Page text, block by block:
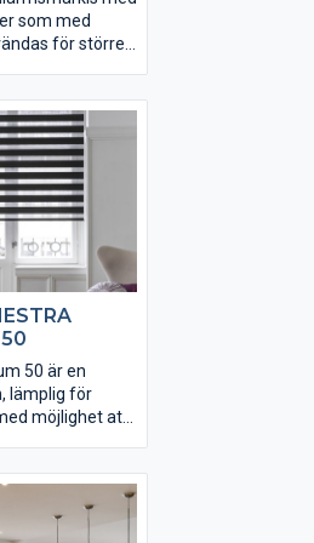
som med
för större
vev eller
kompletteras
eller sol- och
bredd ca 7,1 m
Briljant
per enhet.
50 är en
lämplig för
möjlighet att
persienn för 50-
vid
Flera